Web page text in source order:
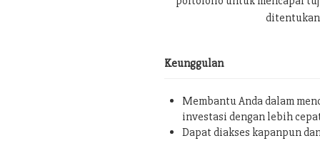
ditentukan
Keunggulan
Membantu Anda dalam
investasi dengan lebih
Dapat diakses kapanpun